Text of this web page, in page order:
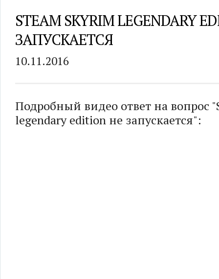
STEAM SKYRIM LEGENDARY
ЗАПУСКАЕТСЯ
10.11.2016
Подробный видео ответ на вопрос
legendary edition не запускается":